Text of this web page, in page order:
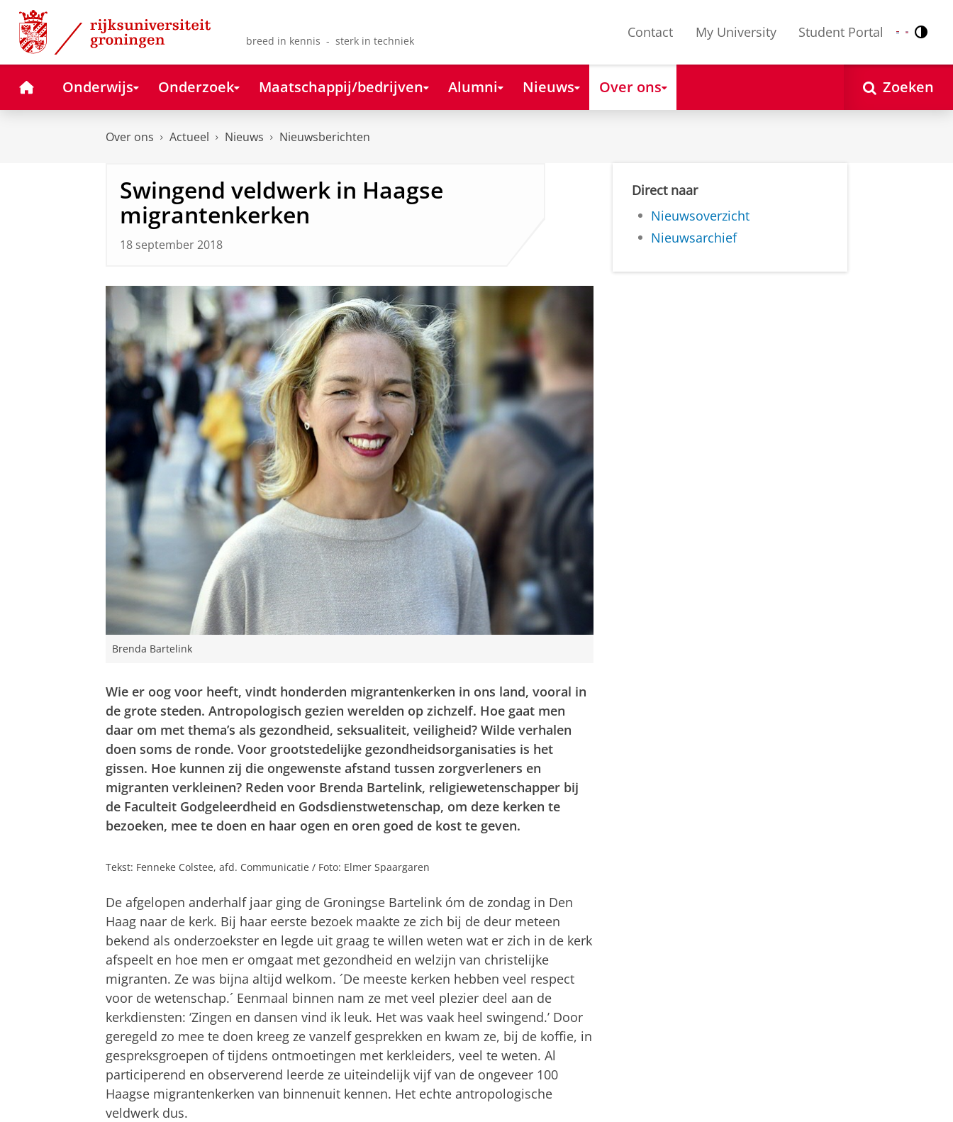
Skip
Content
Skip
Navigation
breed in kennis - sterk in techniek
Contact My University Student Portal Nederlands
English
HomeOnderwijs Onderzoek Maatschappij/bedrijven Alumni Nieuws Over ons Zoeken
Over ons Actueel Nieuws Nieuwsberichten
Swingend veldwerk in Haagse
migrantenkerken
18 september 2018
Brenda Bartelink
Wie er oog voor heeft, vindt honderden migrantenkerken in ons land, vooral in
de grote steden. Antropologisch gezien werelden op zichzelf. Hoe gaat men
daar om met thema’s als gezondheid, seksualiteit, veiligheid? Wilde verhalen
doen soms de ronde. Voor grootstedelijke gezondheidsorganisaties is het
gissen. Hoe kunnen zij die ongewenste afstand tussen zorgverleners en
migranten verkleinen? Reden voor Brenda Bartelink, religiewetenschapper bij
de Faculteit Godgeleerdheid en Godsdienstwetenschap, om deze kerken te
bezoeken, mee te doen en haar ogen en oren goed de kost te geven.
Tekst: Fenneke Colstee, afd. Communicatie / Foto: Elmer Spaargaren
De afgelopen anderhalf jaar ging de Groningse Bartelink óm de zondag in Den
Haag naar de kerk. Bij haar eerste bezoek maakte ze zich bij de deur meteen
bekend als onderzoekster en legde uit graag te willen weten wat er zich in de kerk
afspeelt en hoe men er omgaat met gezondheid en welzijn van christelijke
migranten. Ze was bijna altijd welkom. ´De meeste kerken hebben veel respect
voor de wetenschap.´ Eenmaal binnen nam ze met veel plezier deel aan de
kerkdiensten: ‘Zingen en dansen vind ik leuk. Het was vaak heel swingend.’ Door
geregeld zo mee te doen kreeg ze vanzelf gesprekken en kwam ze, bij de koffie, in
gespreksgroepen of tijdens ontmoetingen met kerkleiders, veel te weten. Al
participerend en observerend leerde ze uiteindelijk vijf van de ongeveer 100
Haagse migrantenkerken van binnenuit kennen. Het echte antropologische
veldwerk dus.
Direct naar
Nieuwsoverzicht
Nieuwsarchief